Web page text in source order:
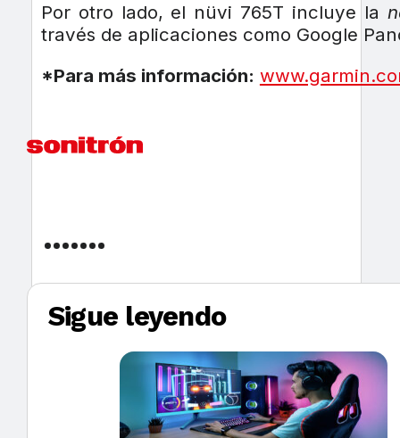
Por otro lado, el nüvi 765T incluye la
través de aplicaciones como Google
*Para más información:
Sigue leyendo